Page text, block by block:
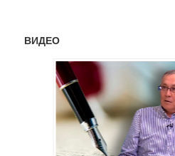
ВИДЕО